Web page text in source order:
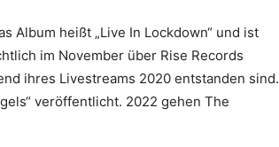
Album heißt „Live In Lockdown“ und ist
im November über Rise Records
ihres Livestreams 2020 entstanden sind.
veröffentlicht. 2022 gehen The